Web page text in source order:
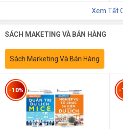
Xem Tất
SÁCH MAKETING VÀ BÁN HÀNG
Sách Marketing Và Bán Hàng
-10% -